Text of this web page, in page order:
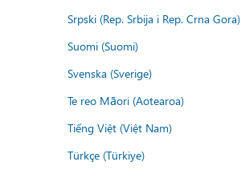
Srpski (Rep. Srbija i Rep. Crna Gora)
Suomi (Suomi)
Svenska (Sverige)
Te reo Māori (Aotearoa)
Tiếng Việt (Việt Nam)
Türkçe (Türkiye)